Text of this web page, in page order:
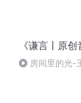
《谦言丨原创
房间里的光-